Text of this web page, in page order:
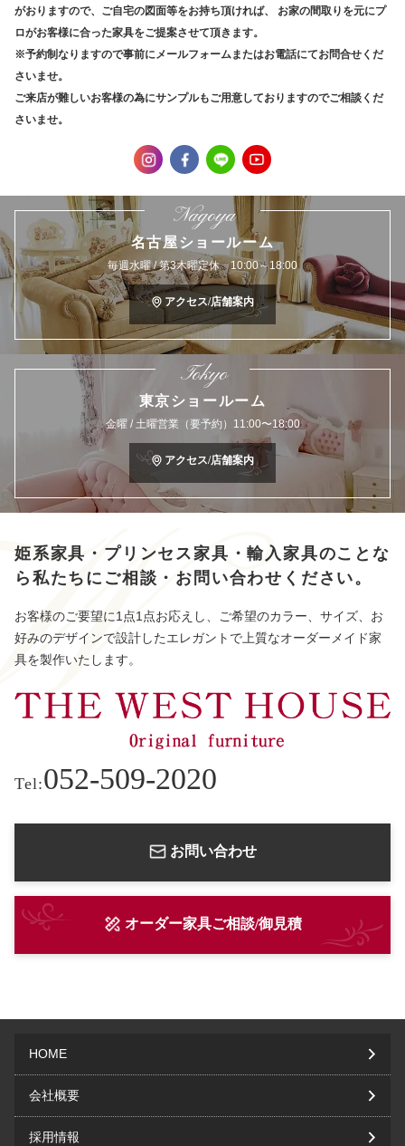
がおりますので、ご自宅の図面等をお持ち頂ければ、
お家の間取りを元にプ
ロがお客様に合った家具をご提案させて頂きます。
※予約制なりますので事前にメールフォームまたはお電話にてお問合せくだ
さいませ。
ご来店が難しいお客様の為にサンプルもご用意しておりますのでご相談くだ
さいませ。
Nagoya
名古屋ショールーム
毎週水曜 / 第3木曜定休 10:00～18:00
アクセス/店舗案内
Tokyo
東京ショールーム
金曜 / 土曜営業（要予約）11:00〜18:00
アクセス/店舗案内
姫系家具・プリンセス家具・輸入家具のことな
ら 私たちにご相談・お問い合わせください。
お客様のご要望に1点1点お応えし、ご希望のカラー、サイズ、お
好みのデザインで設計したエレガントで上質なオーダーメイド家
具を製作いたします。
Tel:052-509-2020
お問い合わせ
オーダー家具ご相談/御見積
HOME
会社概要
採用情報